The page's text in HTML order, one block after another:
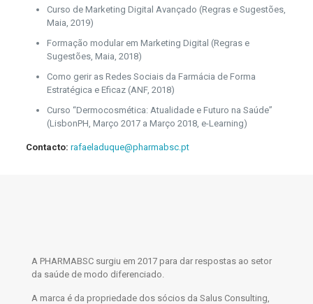
Curso de Marketing Digital Avançado (Regras e Sugestões,
Maia, 2019)
Formação modular em Marketing Digital (Regras e
Sugestões, Maia, 2018)
Como gerir as Redes Sociais da Farmácia de Forma
Estratégica e Eficaz (ANF, 2018)
Curso “Dermocosmética: Atualidade e Futuro na Saúde”
(LisbonPH, Março 2017 a Março 2018, e-Learning)
Contacto: rafaeladuque@pharmabsc.pt
A PHARMABSC surgiu em 2017 para dar respostas ao setor
da saúde de modo diferenciado.
A marca é da propriedade dos sócios da Salus Consulting,